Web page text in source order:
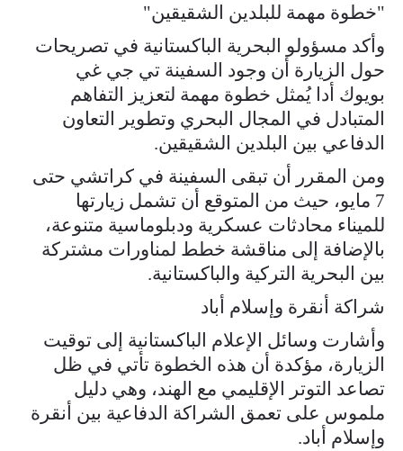
"خطوة مهمة للبلدين الشقيقين"
وأكد مسؤولو البحرية الباكستانية في تصريحات
حول الزيارة أن وجود السفينة تي جي غي
بويوك أدا يُمثل خطوة مهمة لتعزيز التفاهم
المتبادل في المجال البحري وتطوير التعاون
الدفاعي بين البلدين الشقيقين.
ومن المقرر أن تبقى السفينة في كراتشي حتى
7 مايو، حيث من المتوقع أن تشمل زيارتها
للميناء محادثات عسكرية ودبلوماسية متنوعة،
بالإضافة إلى مناقشة خطط لمناورات مشتركة
بين البحرية التركية والباكستانية.
شراكة أنقرة وإسلام أباد
وأشارت وسائل الإعلام الباكستانية إلى توقيت
الزيارة، مؤكدة أن هذه الخطوة تأتي في ظل
تصاعد التوتر الإقليمي مع الهند، وهي دليل
ملموس على تعمق الشراكة الدفاعية بين أنقرة
وإسلام أباد.